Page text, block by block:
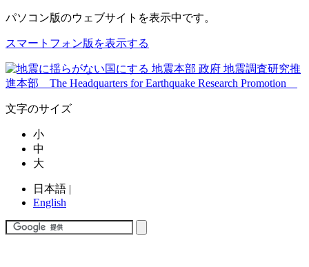
パソコン版のウェブサイトを表示中です。
スマートフォン版を表示する
文字のサイズ
小
中
大
日本語 |
English